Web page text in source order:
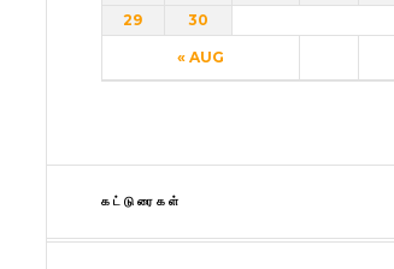
« AUG
29
30
கட்டுரைகள்